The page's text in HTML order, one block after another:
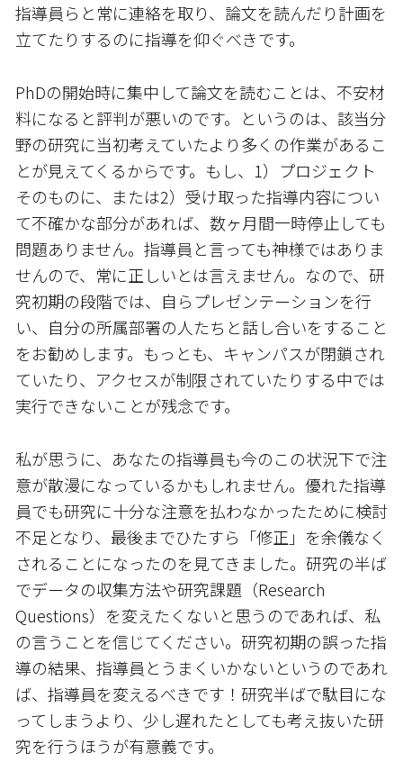
指導員らと常に連絡を取り、論文を読んだり計画を
立てたりするのに指導を仰ぐべきです。
PhDの開始時に集中して論文を読むことは、不安材
料になると評判が悪いのです。というのは、該当分
野の研究に当初考えていたより多くの作業があるこ
とが見えてくるからです。もし、1）プロジェクト
そのものに、または2）受け取った指導内容につい
て不確かな部分があれば、数ヶ月間一時停止しても
問題ありません。指導員と言っても神様ではありま
せんので、常に正しいとは言えません。なので、研
究初期の段階では、自らプレゼンテーションを行
い、自分の所属部署の人たちと話し合いをすること
をお勧めします。もっとも、キャンパスが閉鎖され
ていたり、アクセスが制限されていたりする中では
実行できないことが残念です。
私が思うに、あなたの指導員も今のこの状況下で注
意が散漫になっているかもしれません。優れた指導
員でも研究に十分な注意を払わなかったために検討
不足となり、最後までひたすら「修正」を余儀なく
されることになったのを見てきました。研究の半ば
でデータの収集方法や研究課題（Research
Questions）を変えたくないと思うのであれば、私
の言うことを信じてください。研究初期の誤った指
導の結果、指導員とうまくいかないというのであれ
ば、指導員を変えるべきです！研究半ばで駄目にな
ってしまうより、少し遅れたとしても考え抜いた研
究を行うほうが有意義です。